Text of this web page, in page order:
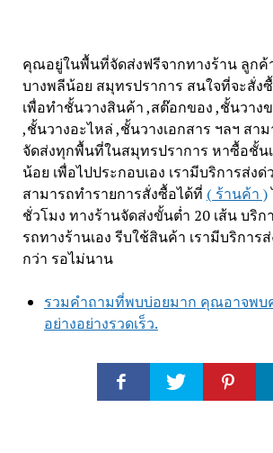
คุณอยู่ในพื้นที่จัดส่งฟรีจากทางร้าน ลูกค้
บางพลีน้อย สมุทรปราการ สนใจที่จะสั่ง
เพื่อทำชั้นวางสินค้า ,สต๊อกของ ,ชั้นวาง
,ชั้นวางอะไหล่ ,ชั้นวางเอกสาร ฯลฯ สาม
จัดส่งทุกพื้นที่ในสมุทรปราการ หาซื้อชั้น
น้อย เพื่อไปประกอบเอง เรามีบริการส่ง
สามารถทำรายการสั่งซื้อได้ที่ ( ร้านค้า )
ชั่วโมง ทางร้านจัดส่งขั้นต่ำ 20 เส้น บริก
รถทางร้านเอง รีบใช้สินค้า เรามีบริการ
กว่า รอไม่นาน
รวมคำถามที่พบบ่อยมาก คุณอาจพบ
อย่างอย่างรวดเร็ว.